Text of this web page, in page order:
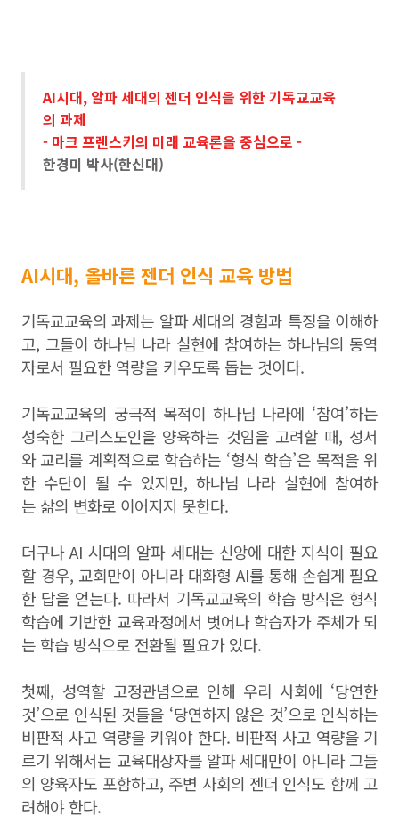
AI시대, 알파 세대의 젠더 인식을 위한 기독교교육
의 과제
- 마크 프렌스키의 미래 교육론을 중심으로 -
한경미 박사(한신대)
AI시대, 올바른 젠더 인식 교육 방법
기독교교육의 과제는 알파 세대의 경험과 특징을 이해하
고, 그들이 하나님 나라 실현에 참여하는 하나님의 동역
자로서 필요한 역량을 키우도록 돕는 것이다.
기독교교육의 궁극적 목적이 하나님 나라에 ‘참여’하는
성숙한 그리스도인을 양육하는 것임을 고려할 때, 성서
와 교리를 계획적으로 학습하는 ‘형식 학습’은 목적을 위
한 수단이 될 수 있지만, 하나님 나라 실현에 참여하
는 삶의 변화로 이어지지 못한다.
더구나 AI 시대의 알파 세대는 신앙에 대한 지식이 필요
할 경우, 교회만이 아니라 대화형 AI를 통해 손쉽게 필요
한 답을 얻는다. 따라서 기독교교육의 학습 방식은 형식
학습에 기반한 교육과정에서 벗어나 학습자가 주체가 되
는 학습 방식으로 전환될 필요가 있다.
첫째, 성역할 고정관념으로 인해 우리 사회에 ‘당연한
것’으로 인식된 것들을 ‘당연하지 않은 것’으로 인식하는
비판적 사고 역량을 키워야 한다. 비판적 사고 역량을 기
르기 위해서는 교육대상자를 알파 세대만이 아니라 그들
의 양육자도 포함하고, 주변 사회의 젠더 인식도 함께 고
려해야 한다.